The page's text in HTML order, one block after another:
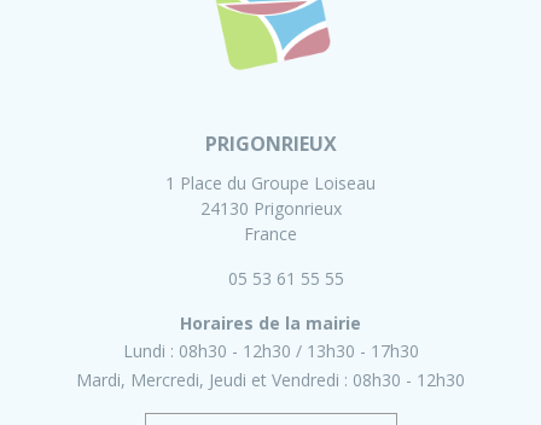
PRIGONRIEUX
1 Place du Groupe Loiseau
24130 Prigonrieux
France
05 53 61 55 55
Horaires de la mairie
Lundi : 08h30 - 12h30
13h30 - 17h30
Mardi, Mercredi, Jeudi et Vendredi : 08h30 - 12h30